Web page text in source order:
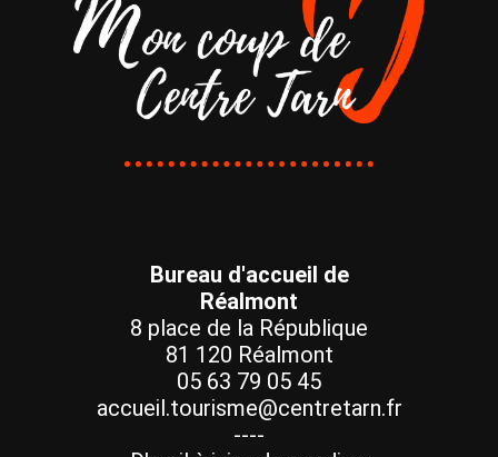
Bureau d'accueil de
Réalmont
8 place de la République
81 120 Réalmont
05 63 79 05 45
accueil.tourisme@centretarn.fr
----